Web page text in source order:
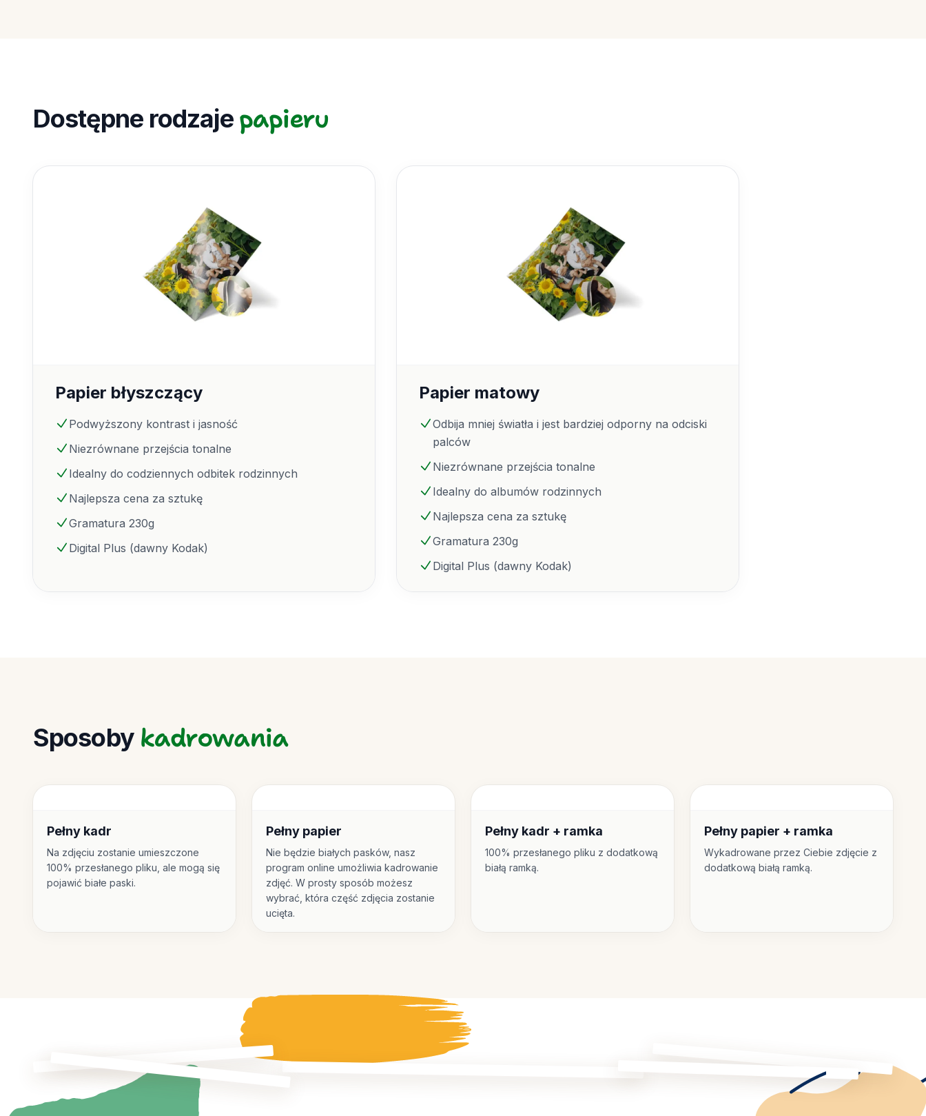
Dostępne rodzaje papieru
Papier błyszczący
Podwyższony kontrast i jasność
Niezrównane przejścia tonalne
Idealny do codziennych odbitek rodzinnych
Najlepsza cena za sztukę
Gramatura 230g
Digital Plus (dawny Kodak)
Papier matowy
Odbija mniej światła i jest bardziej odporny na odciski
palców
Niezrównane przejścia tonalne
Idealny do albumów rodzinnych
Najlepsza cena za sztukę
Gramatura 230g
Digital Plus (dawny Kodak)
Sposoby kadrowania
Pełny kadr
Na zdjęciu zostanie umieszczone
100% przesłanego pliku, ale mogą się
pojawić białe paski.
Pełny papier
Nie będzie białych pasków, nasz
program online umożliwia kadrowanie
zdjęć. W prosty sposób możesz
wybrać, która część zdjęcia zostanie
ucięta.
Pełny kadr + ramka
100% przesłanego pliku z dodatkową
białą ramką.
Pełny papier + ramka
Wykadrowane przez Ciebie zdjęcie z
dodatkową białą ramką.